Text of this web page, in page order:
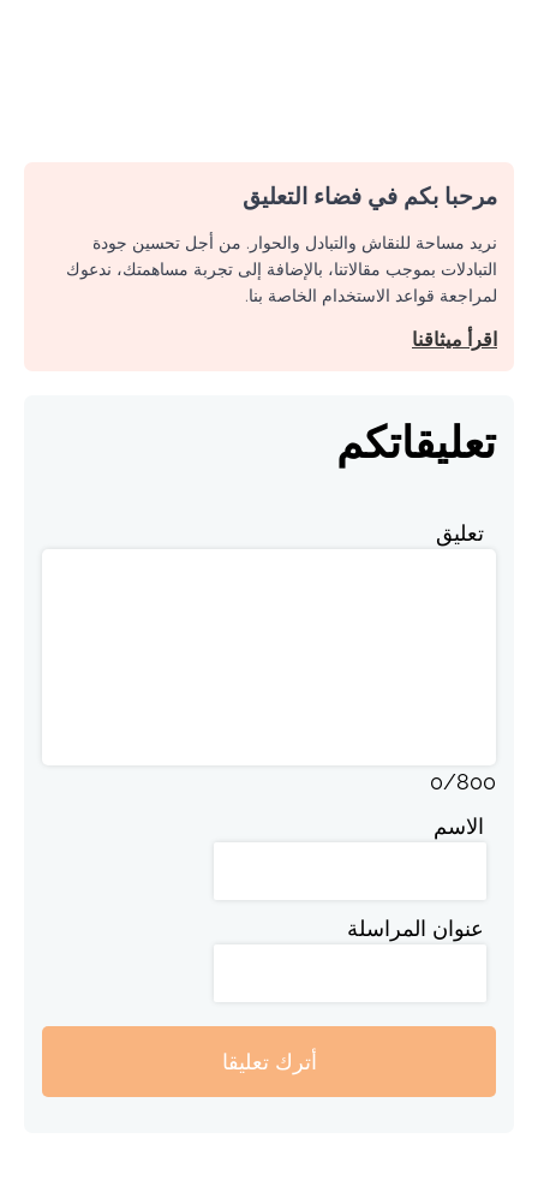
مرحبا بكم في فضاء التعليق
نريد مساحة للنقاش والتبادل والحوار. من أجل تحسين جودة
التبادلات بموجب مقالاتنا، بالإضافة إلى تجربة مساهمتك، ندعوك
لمراجعة قواعد الاستخدام الخاصة بنا.
اقرأ ميثاقنا
تعليقاتكم
تعليق
0/800
الاسم
عنوان المراسلة
أترك تعليقا